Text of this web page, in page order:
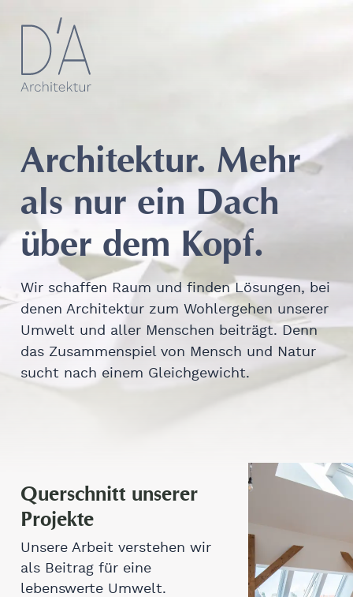
Architektur. Mehr
als nur ein Dach
über dem Kopf.
Wir schaffen Raum und finden Lösungen, bei
denen Architektur zum Wohlergehen unserer
Umwelt und aller Menschen beiträgt. Denn
das Zusammenspiel von Mensch und Natur
sucht nach einem Gleichgewicht.
Querschnitt unserer
Projekte
Unsere Arbeit verstehen wir
als Beitrag für eine
lebenswerte Umwelt.